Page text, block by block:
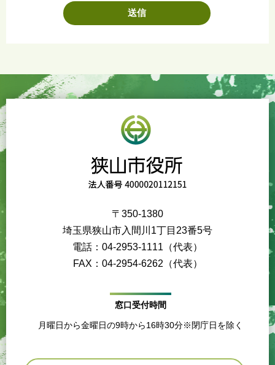
〒350-1380
埼玉県狭山市入間川1丁目23番5号
電話：04-2953-1111（代表）
FAX：04-2954-6262（代表）
窓口受付時間
月曜日から金曜日の9時から16時30分※閉庁日を除く